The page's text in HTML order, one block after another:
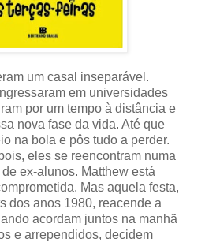
um casal inseparável.
em universidades
por um tempo à distância e
nova fase da vida. Até que
na bola e pôs tudo a perder.
eles se reencontram numa
ex-alunos. Matthew está
Mas aquela festa,
dos anos 1980, reacende a
acordam juntos na manhã
e arrependidos, decidem